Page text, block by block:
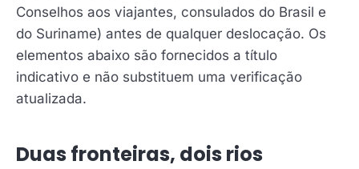
Conselhos aos viajantes, consulados do Brasil e
do Suriname) antes de qualquer deslocação. Os
elementos abaixo são fornecidos a título
indicativo e não substituem uma verificação
atualizada.
Duas fronteiras, dois rios